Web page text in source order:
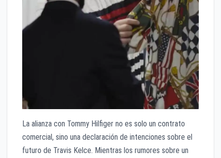
La alianza con Tommy Hilfiger no es solo un contrato
comercial, sino una declaración de intenciones sobre el
futuro de Travis Kelce. Mientras los rumores sobre un